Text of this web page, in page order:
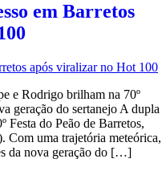
em Barretos
e Rodrigo brilham na 70º
geração do sertanejo A dupla
Festa do Peão de Barretos,
Com uma trajetória meteórica,
da nova geração do […]